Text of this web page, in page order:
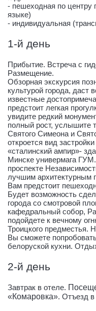
- пешеходная по центру
языке)
- индивидуальная
1-й день
Прибытие. Встреча с
Размещение.
Обзорная экскурсия
культурой города, даст
известные
предстоит легкая
увидите редкий
полный рост, услышите
Святого Симеона и
откроется вид
«сталинский ампир»-
Минске универмага
проспекте
лучшим архитектурным
Вам предстоит
Будет возможность
города со смотровой
кафедральный собор,
подойдете к вечному
Троицкого предместья.
Вы сможете
белоруской кухни.
2-й день
Завтрак в отеле.
«Комаровка». Отъезд в